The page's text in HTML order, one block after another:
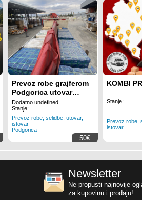
Prevoz robe grajferom
Podgorica utovar
istovar
Dodatno undefined
Stanje:
Prevoz robe, selidbe, utovar,
istovar
Podgorica
50€
KOMBI
Stanje:
Prevoz robe,
istovar
Newsletter
Ne propusti najnovije
za kupovinu i prodaju!